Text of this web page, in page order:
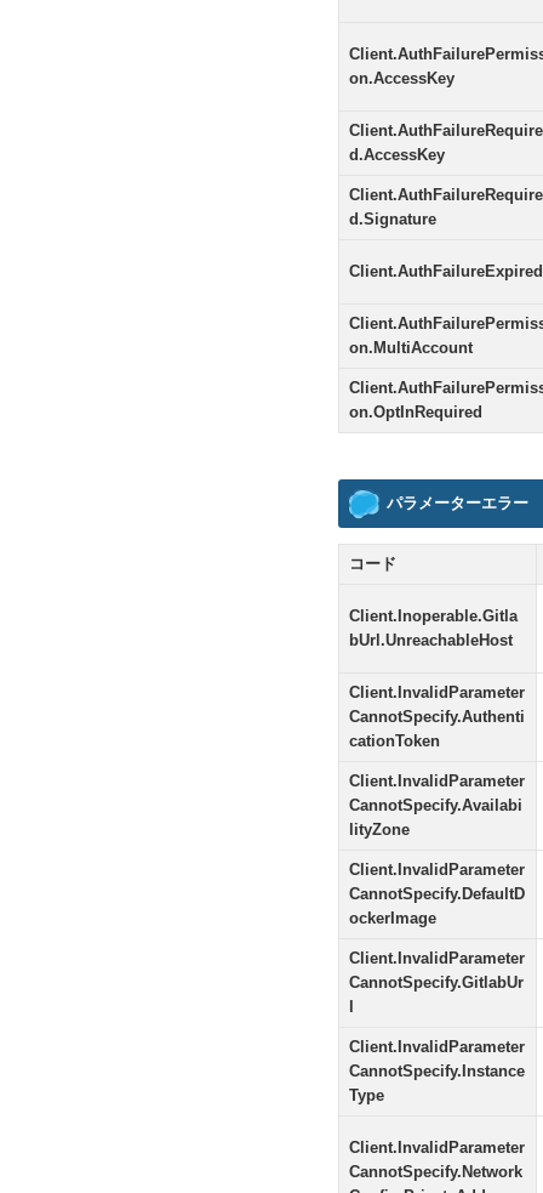
on.AccessKey
Client.AuthFailureRequire
d.AccessKey
Client.AuthFailureRequire
d.Signature
Client.AuthFailureExpired
on.MultiAccount
on.OptInRequired
パラメーターエラー
コード
Client.Inoperable.Gitla
bUrl.UnreachableHost
Client.InvalidParameter
CannotSpecify.Authenti
cationToken
Client.InvalidParameter
CannotSpecify.Availabi
lityZone
Client.InvalidParameter
CannotSpecify.DefaultD
ockerImage
Client.InvalidParameter
CannotSpecify.GitlabUr
Client.InvalidParameter
CannotSpecify.Instance
Type
Client.InvalidParameter
CannotSpecify.Network